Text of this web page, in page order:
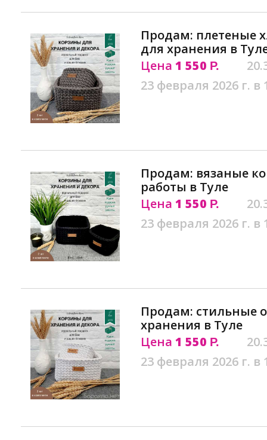
Продам: плетеные
для хранения в
Цена 1 550 Р.
23 февраля 2026 г. в
Продам: вязаные
работы в Туле
Цена 1 550 Р.
23 февраля 2026 г. в
Продам: стильные
хранения в Туле
Цена 1 550 Р.
23 февраля 2026 г. в